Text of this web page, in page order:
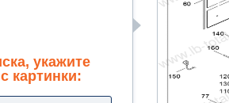
укажите
картинки: